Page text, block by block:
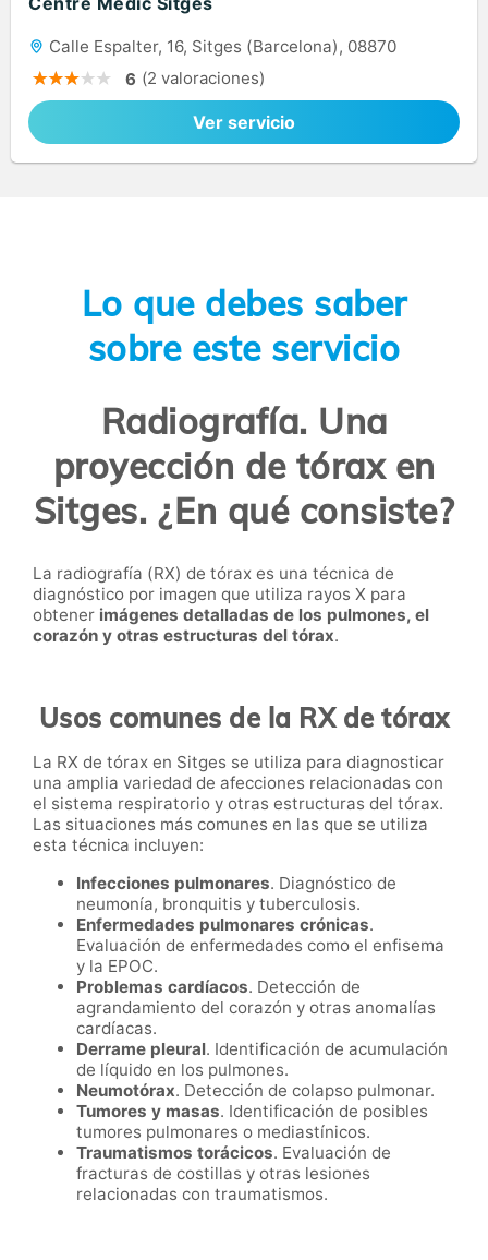
Calle Espalter, 16, Sitges (Barcelona), 08870
6 (2 valoraciones)
Ver servicio
Lo que debes saber
sobre este servicio
Radiografía. Una
proyección de tórax en
Sitges. ¿En qué consiste?
La radiografía (RX) de tórax es una técnica de
diagnóstico por imagen que utiliza rayos X para
obtener imágenes detalladas de los pulmones, el
corazón y otras estructuras del tórax.
Usos comunes de la RX de tórax
La RX de tórax en Sitges se utiliza para diagnosticar
una amplia variedad de afecciones relacionadas con
el sistema respiratorio y otras estructuras del tórax.
Las situaciones más comunes en las que se utiliza
esta técnica incluyen:
Infecciones pulmonares. Diagnóstico de
neumonía, bronquitis y tuberculosis.
Enfermedades pulmonares crónicas.
Evaluación de enfermedades como el enfisema
y la EPOC.
Problemas cardíacos. Detección de
agrandamiento del corazón y otras anomalías
cardíacas.
Derrame pleural. Identificación de acumulación
de líquido en los pulmones.
Neumotórax. Detección de colapso pulmonar.
Tumores y masas. Identificación de posibles
tumores pulmonares o mediastínicos.
Traumatismos torácicos. Evaluación de
fracturas de costillas y otras lesiones
relacionadas con traumatismos.